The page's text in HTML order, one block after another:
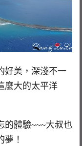
好美，深淺不一
麼大的太平洋
的體驗~~~大叔也
！